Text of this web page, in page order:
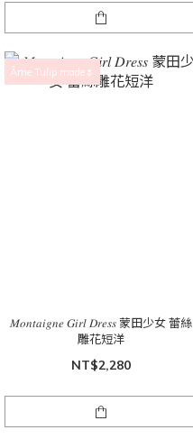
Âme Tulip made🌷
𝑀𝑜𝑛𝑡𝑎𝑖𝑔𝑛𝑒 𝐺𝑖𝑟𝑙 𝐷𝑟𝑒𝑠𝑠 蒙田少女 蕾絲
雕花短洋
NT$2,280